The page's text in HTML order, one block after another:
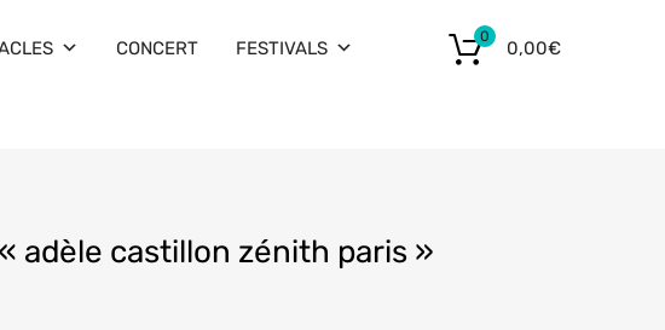
0,00€
0
CONCERT FESTIVALS
adèle castillon zénith paris »